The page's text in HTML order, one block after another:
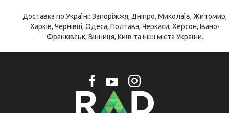
Доставка по Україні: Запоріжжя, Дніпро, Миколаїв, Житомир,
Харків, Чернівці, Одеса, Полтава, Черкаси, Херсон, Івано-
Франківськ, Вінниця, Київ та інші міста України.